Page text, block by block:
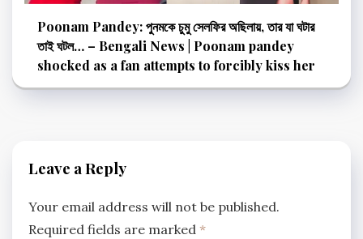
Poonam Pandey: পুনমকে চুমু সেলফির অছিলায়, তার যা ঘটার
তাই ঘটল… – Bengali News | Poonam pandey
shocked as a fan attempts to forcibly kiss her
Leave a Reply
Your email address will not be published.
Required fields are marked *